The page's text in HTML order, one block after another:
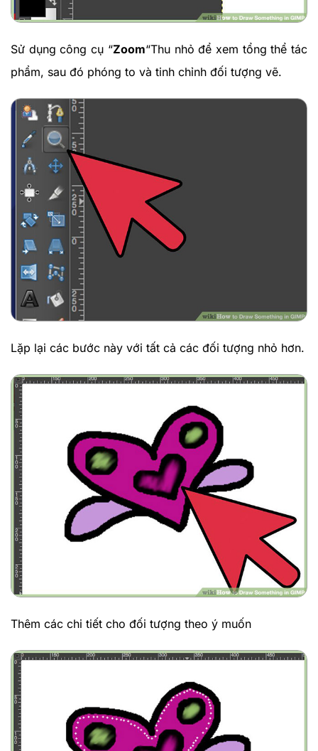
Sử dụng công cụ “Zoom“Thu nhỏ để xem tổng thể tác
phẩm, sau đó phóng to và tinh chỉnh đối tượng vẽ.
Lặp lại các bước này với tất cả các đối tượng nhỏ hơn.
Thêm các chi tiết cho đối tượng theo ý muốn